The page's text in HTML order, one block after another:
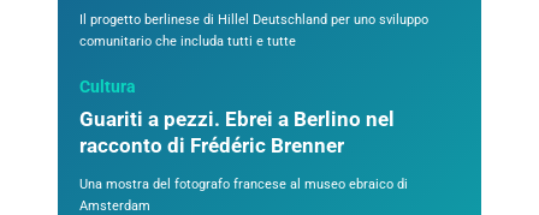
Il progetto berlinese di Hillel Deutschland per uno sviluppo
comunitario che includa tutti e tutte
Cultura
Guariti a pezzi. Ebrei a Berlino nel
racconto di Frédéric Brenner
Una mostra del fotografo francese al museo ebraico di
Amsterdam